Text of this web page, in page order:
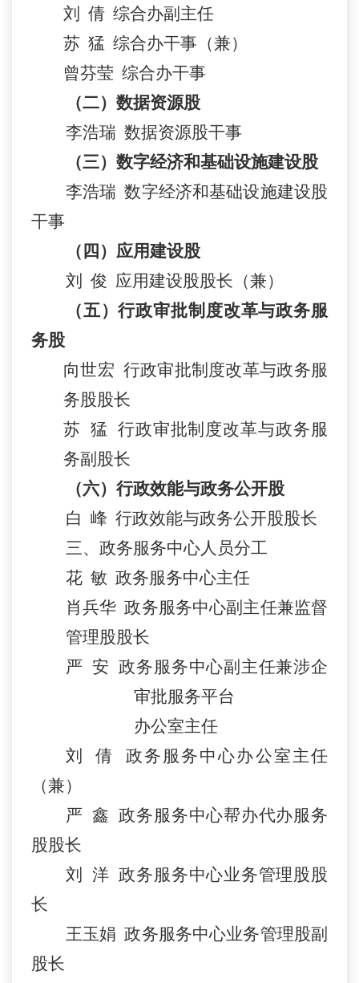
刘 倩 综合办副主任
苏 猛 综合办干事 （兼）
曾芬莹 综合办干事
（二） 数据资源股
李浩瑞 数据资源股干事
（三）数字经济和基础设施建设股
李浩瑞 数字经济和基础设施建设股
干事
（四）应用建设股
刘
俊 应用建设股股长（兼）
（五）行政审批制度改革与政务服
务股
向世宏 行政审批制度改革与政务服
务股股长
苏 猛 行政审批制度改革与政务服
务副 股长
（六） 行政效能与政务公开股
白 峰 行政效能与政务公开股股长
三、 政务服务中心人员分工
花 敏 政务服务中心主任
肖兵华 政务服务中心副主任兼监督
管理股股长
严 安 政务服务中心副主任兼涉企
审批服务平台
办公室主任
刘
倩 政务服务中心办公室主任
（兼）
严 鑫 政务服务中心帮办代办服务
股股长
刘
洋 政务服务中心业务管理股股
长
王玉娟 政务服务中心业务管理股副
股长